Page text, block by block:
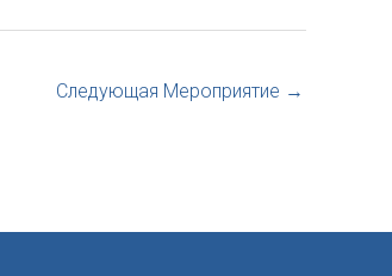
Следующая Мероприятие →